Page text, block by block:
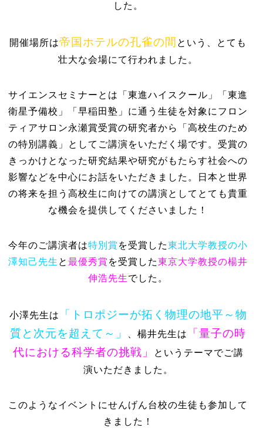
した。
開催場所は帝国ホテルの孔雀の間 という、とても
壮大な会場にて行われました。
サイエンスセミナーとは「東進ハイスクール」「東進
衛星予備校」「早稲田塾」に通う生徒を対象にフロン
ティアサロン永瀬賞受賞の研究者から「高校生のため
の特別講義」としてご講演をいただく場です。受賞の
きっかけとなった研究結果や研究がもたらす社会への
影響などを中心にお話をいただきました。日本と世界
の将来を担う高校生に向けての講演としてとても貴重
な機会を提供してくださいました！
今年のご講演者は特別賞 を受賞した東北大学教授の小
澤知己先生 と最優秀賞 を受賞した東京大学教授の楊井
伸浩先生でした。
小澤先生は
「トロポジーが拓く物理の地平～物
質と次元を超えて～」
、楊井先生は
「量子の時
代における科学者の挑戦」
というテーマでご講
演いただきました。
このようなイベントにせんげん台校の生徒も参加して
きました！